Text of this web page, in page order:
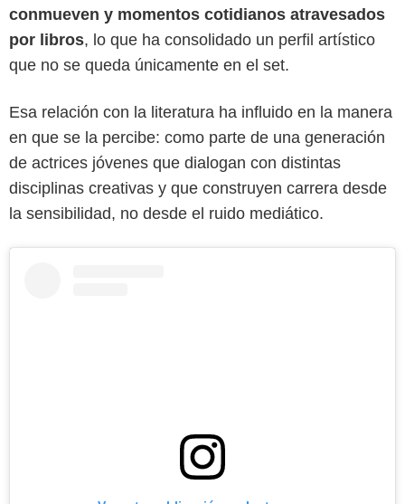
conmueven y momentos cotidianos atravesados
por libros, lo que ha consolidado un perfil artístico
que no se queda únicamente en el set.
Esa relación con la literatura ha influido en la manera
en que se la percibe: como parte de una generación
de actrices jóvenes que dialogan con distintas
disciplinas creativas y que construyen carrera desde
la sensibilidad, no desde el ruido mediático.